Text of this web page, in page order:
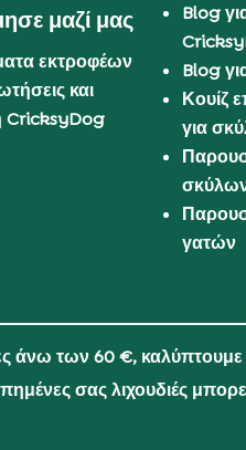
μαζί μας
εκτροφέων
και
CricksyDog
Blog
Blog
Κουίζ
για
γατών
άνω των 60 €, καλύπτουμε
σας λιχουδιές